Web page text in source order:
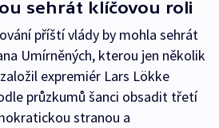
sehrát klíčovou roli
příští vlády by mohla sehrát
Umírněných, kterou jen několik
expremiér Lars Lökke
průzkumů šanci obsadit třetí
stranou a